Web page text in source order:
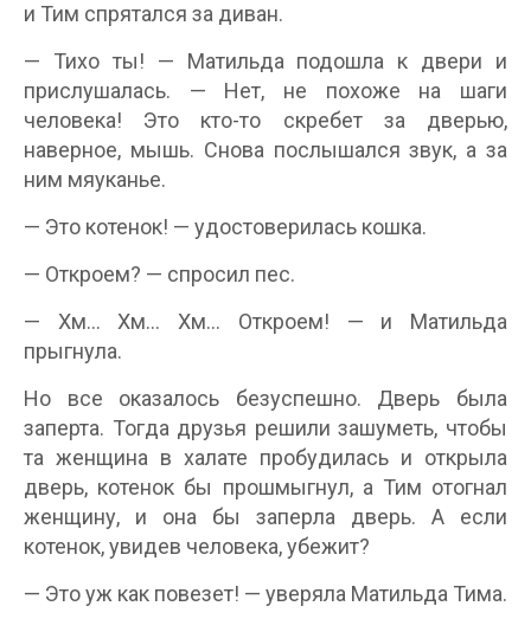
и Тим спрятался за диван.
— Тихо ты! — Матильда подошла к двери и
прислушалась. — Нет, не похоже на шаги
человека! Это кто-то скребет за дверью,
наверное, мышь. Снова послышался звук, а за
ним мяуканье.
— Это котенок! — удостоверилась кошка.
— Откроем? — спросил пес.
— Хм… Хм… Хм… Откроем! — и Матильда
прыгнула.
Но все оказалось безуспешно. Дверь была
заперта. Тогда друзья решили зашуметь, чтобы
та женщина в халате пробудилась и открыла
дверь, котенок бы прошмыгнул, а Тим отогнал
женщину, и она бы заперла дверь. А если
котенок, увидев человека, убежит?
— Это уж как повезет! — уверяла Матильда Тима.